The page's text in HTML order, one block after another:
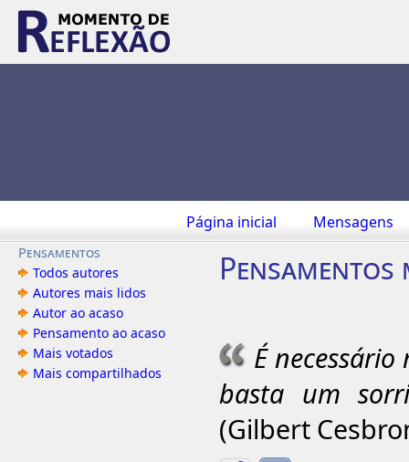
Página inicial Mensagens
Pensamentos
Todos autores
Autores mais lidos
Autor ao acaso
Pensamento ao acaso
Mais votados
Mais compartilhados
É
basta um
(Gilbert